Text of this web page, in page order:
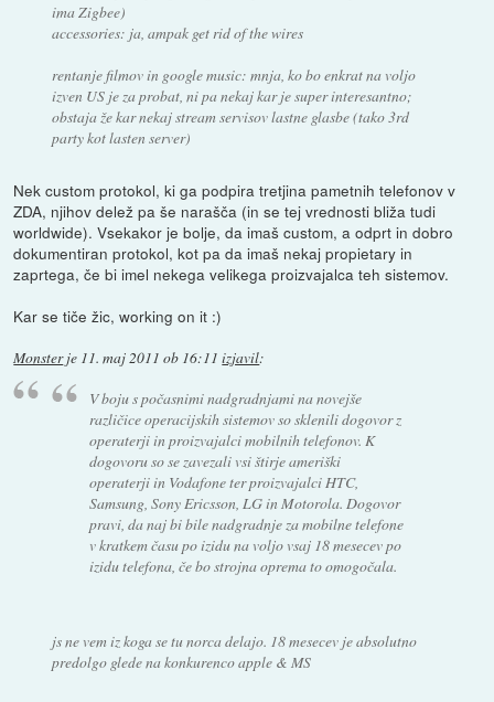
ima Zigbee)
accessories: ja, ampak get rid of the wires
rentanje filmov in google music: mnja, ko bo enkrat na voljo
izven US je za probat, ni pa nekaj kar je super interesantno;
obstaja že kar nekaj stream servisov lastne glasbe (tako 3rd
party kot lasten server)
Nek custom protokol, ki ga podpira tretjina pametnih telefonov v
ZDA, njihov delež pa še narašča (in se tej vrednosti bliža tudi
worldwide). Vsekakor je bolje, da imaš custom, a odprt in dobro
dokumentiran protokol, kot pa da imaš nekaj propietary in
zaprtega, če bi imel nekega velikega proizvajalca teh sistemov.
Kar se tiče žic, working on it :)
Monsterje 11. maj 2011 ob 16:11 izjavil:
V boju s počasnimi nadgradnjami na novejše
različice operacijskih sistemov so sklenili dogovor z
operaterji in proizvajalci mobilnih telefonov. K
dogovoru so se zavezali vsi štirje ameriški
operaterji in Vodafone ter proizvajalci HTC,
Samsung, Sony Ericsson, LG in Motorola. Dogovor
pravi, da naj bi bile nadgradnje za mobilne telefone
v kratkem času po izidu na voljo vsaj 18 mesecev po
izidu telefona, če bo strojna oprema to omogočala.
js ne vem iz koga se tu norca delajo. 18 mesecev je absolutno
predolgo glede na konkurenco apple & MS